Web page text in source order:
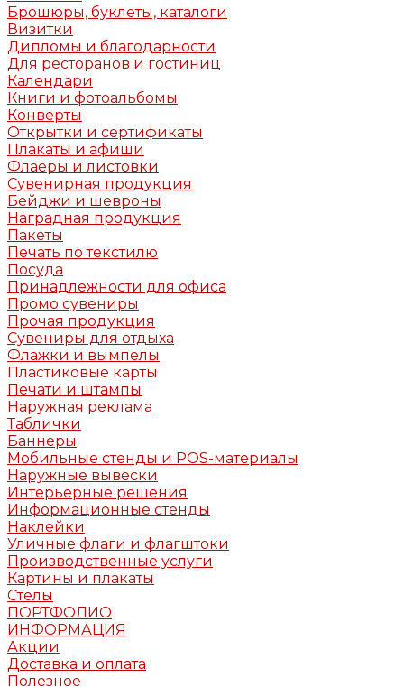
Брошюры, буклеты, каталоги
Визитки
Дипломы и благодарности
Для ресторанов и гостиниц
Календари
Книги и фотоальбомы
Конверты
Открытки и сертификаты
Плакаты и афиши
Флаеры и листовки
Сувенирная продукция
Бейджи и шевроны
Наградная продукция
Пакеты
Печать по текстилю
Посуда
Принадлежности для офиса
Промо сувениры
Прочая продукция
Сувениры для отдыха
Флажки и вымпелы
Пластиковые карты
Печати и штампы
Наружная реклама
Таблички
Баннеры
Мобильные стенды и POS-материалы
Наружные вывески
Интерьерные решения
Информационные стенды
Наклейки
Уличные флаги и флагштоки
Производственные услуги
Картины и плакаты
Стелы
ПОРТФОЛИО
ИНФОРМАЦИЯ
Акции
Доставка и оплата
Полезное